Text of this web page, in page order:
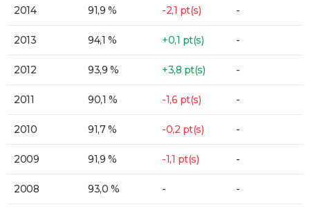
2014 91,9 % -2,1 pt(s) -
2013 94,1 % +0,1 pt(s) -
2012 93,9 % +3,8 pt(s) -
2011 90,1 % -1,6 pt(s) -
2010 91,7 % -0,2 pt(s) -
2009 91,9 % -1,1 pt(s) -
2008 93,0 % - -